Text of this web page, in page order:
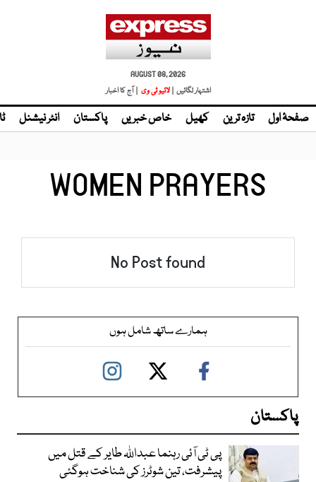
AUGUST 08, 2026
اشتہار لگائیں |
| آج کا اخبار
صفحۂ اول تازہ ترین کھیل خاص خبریں پاکستان انٹر نیشنل
WOMEN PRAYERS
No Post found
ہمارے ساتھ شامل ہوں
پاکستان
پی ٹی آئی رہنما عبداللہ طایر کے قتل میں
پیشرفت، تین شوٹرز کی شناخت ہوگئی